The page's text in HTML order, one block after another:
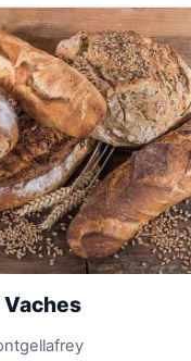
Vaches